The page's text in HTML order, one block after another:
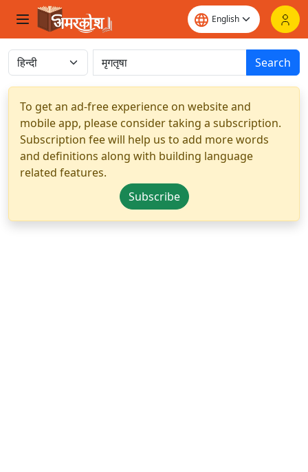
Search
To get an ad-free experience on website and
mobile app, please consider taking a subscription.
Subscription fee will help us to add more words
and definitions along with building language
related features.
Subscribe